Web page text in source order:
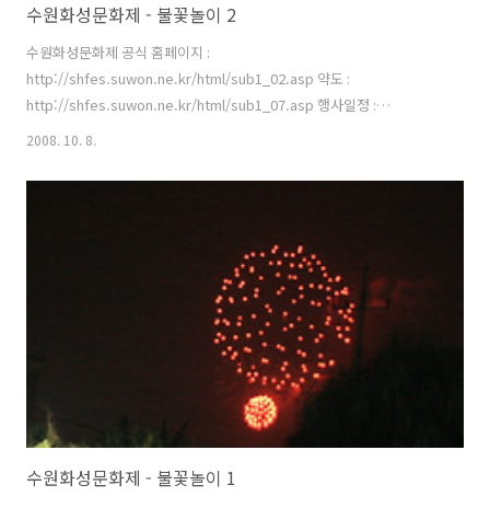
수원화성문화제 - 불꽃놀이 2
수원화성문화제 공식 홈페이지 :
http://shfes.suwon.ne.kr/html/sub1_02.asp 약도 :
http://shfes.suwon.ne.kr/html/sub1_07.asp 행사일정 :
http://shfes.suwon.ne.kr/html/sub2_01.asp
2008. 10. 8.
수원화성문화제 - 불꽃놀이 1